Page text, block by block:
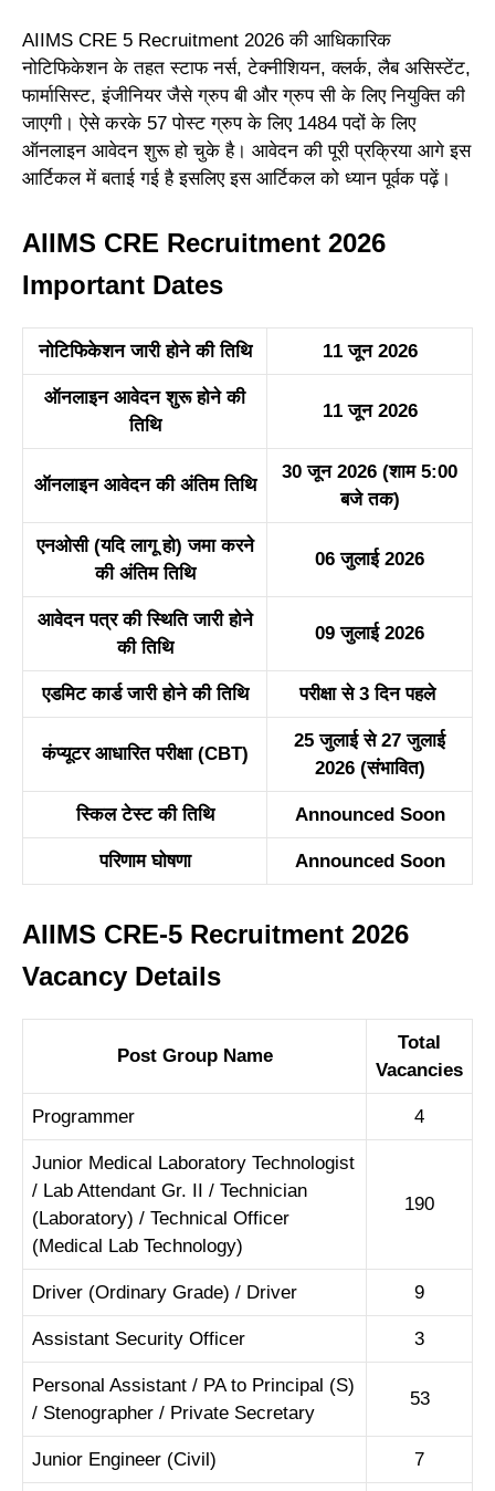
AIIMS CRE 5 Recruitment 2026 की आधिकारिक
नोटिफिकेशन के तहत स्टाफ नर्स, टेक्नीशियन, क्लर्क, लैब असिस्टेंट,
फार्मासिस्ट, इंजीनियर जैसे ग्रुप बी और ग्रुप सी के लिए नियुक्ति की
जाएगी। ऐसे करके 57 पोस्ट ग्रुप के लिए 1484 पदों के लिए
ऑनलाइन आवेदन शुरू हो चुके है। आवेदन की पूरी प्रक्रिया आगे इस
आर्टिकल में बताई गई है इसलिए इस आर्टिकल को ध्यान पूर्वक पढ़ें।
AIIMS CRE Recruitment 2026
Important Dates
नोटिफिकेशन जारी होने की तिथि 11 जून 2026
ऑनलाइन आवेदन शुरू होने की
तिथि
11 जून 2026
ऑनलाइन आवेदन की अंतिम तिथि
30 जून 2026 (शाम 5:00
बजे तक)
एनओसी (यदि लागू हो) जमा करने
की अंतिम तिथि
06 जुलाई 2026
आवेदन पत्र की स्थिति जारी होने
की तिथि
09 जुलाई 2026
एडमिट कार्ड जारी होने की तिथि परीक्षा से 3 दिन पहले
कंप्यूटर आधारित परीक्षा (CBT)
25 जुलाई से 27 जुलाई
2026 (संभावित)
स्किल टेस्ट की तिथि Announced Soon
परिणाम घोषणा Announced Soon
AIIMS CRE-5 Recruitment 2026
Vacancy Details
Post Group Name
Total
Vacancies
Programmer 4
Junior Medical Laboratory Technologist
/ Lab Attendant Gr. II / Technician
(Laboratory) / Technical Officer
(Medical Lab Technology)
190
Driver (Ordinary Grade) / Driver 9
Assistant Security Officer 3
Personal Assistant / PA to Principal (S)
/ Stenographer / Private Secretary
53
Junior Engineer (Civil) 7